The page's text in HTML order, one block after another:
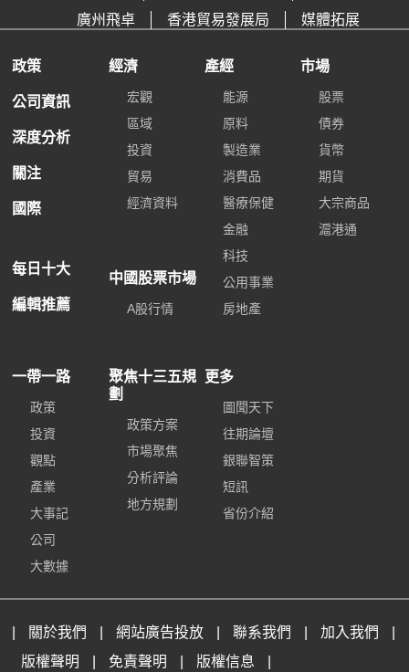
廣州飛卓
香港貿易發展局 媒體拓展
政策
公司資訊
深度分析
關注
國際
每日十大
編輯推薦
經濟
宏觀
區域
投資
貿易
經濟資料
中國股票市場
A股行情
產經
能源
原料
製造業
消費品
醫療保健
金融
科技
公用事業
房地產
市場
股票
債券
貨幣
期貨
大宗商品
滬港通
一帶一路
政策
投資
觀點
產業
大事記
公司
大數據
聚焦十三五規
劃
政策方案
市場聚焦
分析評論
地方規劃
更多
圖聞天下
往期論壇
銀聯智策
短訊
省份介紹
關於我們 網站廣告投放 聯系我們 加入我們
版權聲明
免責聲明 版權信息